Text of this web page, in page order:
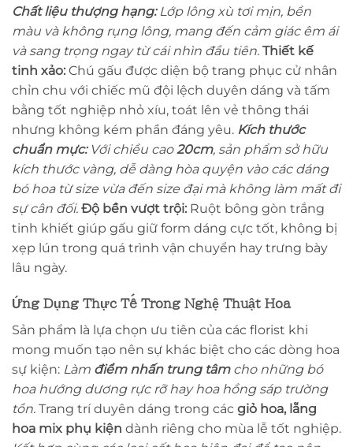
Chất liệu thượng hạng:Lớp lông xù tơi mịn, bền
màu và không rụng lông, mang đến cảm giác êm ái
và sang trọng ngay từ cái nhìn đầu tiên. Thiết kế
tinh xảo: Chú gấu được diện bộ trang phục cử nhân
chỉn chu với chiếc mũ đội lệch duyên dáng và tấm
bằng tốt nghiệp nhỏ xíu, toát lên vẻ thông thái
nhưng không kém phần đáng yêu. Kích thước
chuẩn mực:Với chiều cao20cm, sản phẩm sở hữu
kích thước vàng, dễ dàng hòa quyện vào các dáng
bó hoa từ size vừa đến size đại mà không làm mất đi
sự cân đối. Độ bền vượt trội: Ruột bông gòn trắng
tinh khiết giúp gấu giữ form dáng cực tốt, không bị
xẹp lún trong quá trình vận chuyển hay trưng bày
lâu ngày.
Ứng Dụng Thực Tế Trong Nghệ Thuật Hoa
Sản phẩm là lựa chọn ưu tiên của các florist khi
mong muốn tạo nên sự khác biệt cho các dòng hoa
sự kiện: Làm điểm nhấn trung tâmcho những bó
hoa hướng dương rực rỡ hay hoa hồng sáp trường
tồn. Trang trí duyên dáng trong các giỏ hoa, lẵng
hoa mix phụ kiện dành riêng cho mùa lễ tốt nghiệp.